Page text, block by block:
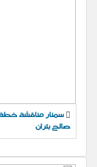
سمنار مناقشة خطة
صالح بتران